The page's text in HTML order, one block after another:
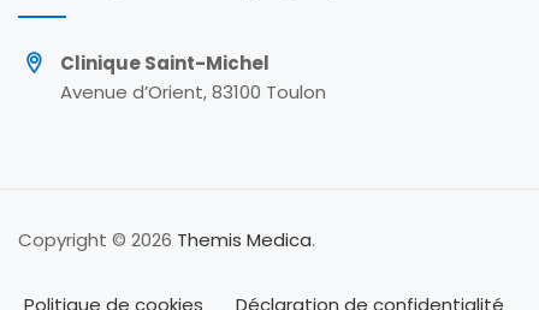
Clinique Saint-Michel
Avenue d’Orient, 83100 Toulon
Copyright © 2026 Themis Medica.